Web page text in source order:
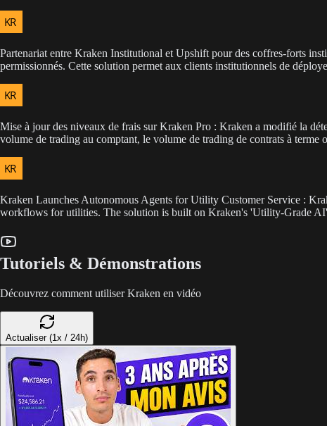
Partenariat entre Kraken Institutional et Upshift pour des coffres-forts
permissionnés. Cette solution permet aux clients institutionnels de
Mise à jour des niveaux de frais sur Kraken Pro : Kraken a modifié la
volume de trading au comptant, le volume de trading de contrats à terme
Kraken Launches Autonomous Agents for Utility Customer Service :
workflows for utilities. The solution is built on Kraken's 'Utility-Grade
Tutoriels & Démonstrations
Découvrez comment utiliser Kraken en vidéo
Actualiser (1x / 24h)